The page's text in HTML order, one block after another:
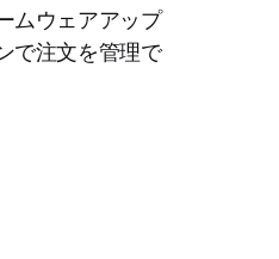
ムウェアアップ
で注文を管理で